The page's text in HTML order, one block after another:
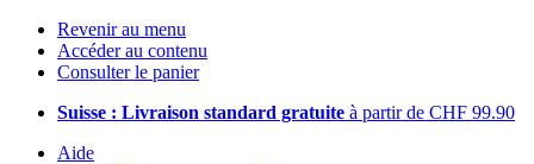
Revenir au menu
Accéder au contenu
Consulter le panier
Suisse : Livraison standard gratuite à partir de CHF 99.90
Aide